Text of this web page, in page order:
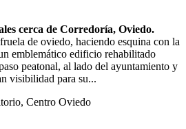
cerca de Corredoría, Oviedo.
de oviedo, haciendo esquina con la
emblemático edificio rehabilitado
peatonal, al lado del ayuntamiento y
visibilidad para su...